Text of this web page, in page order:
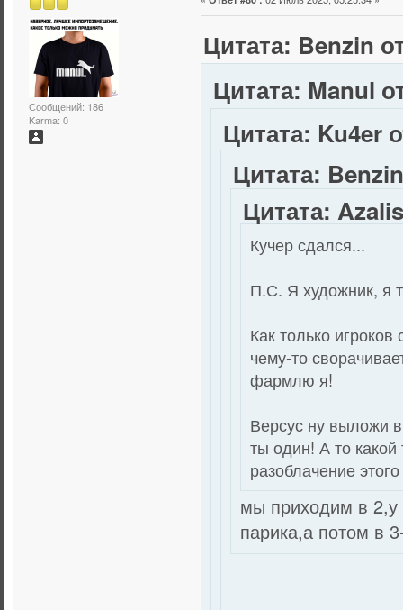
Сообщений: 186
Karma: 0
Цитата: Benzin
Цитата: Manul
Цитата: Ku4er
Цитата:
Цитата:
Кучер сдался...
П.С. Я художник, я
Как только
чему-то
фармлю я!
Версус ну выложи
ты один! А то
разоблачение
мы приходим в 2,у
парика,а потом в